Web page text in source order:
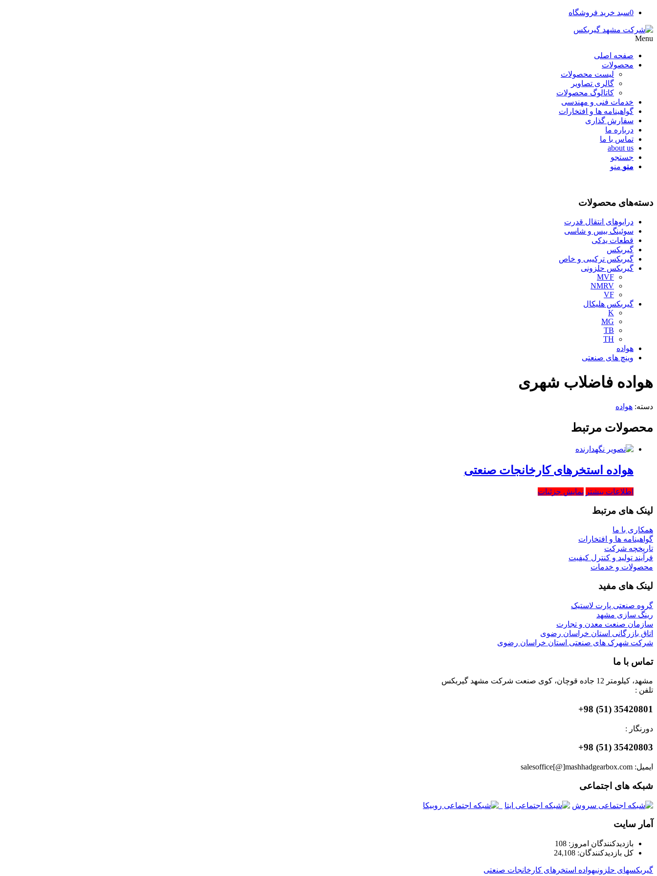
0سبد خرید فروشگاه
Menu
صفحه اصلی
محصولات
لیست محصولات
گالری تصاویر
کاتالوگ محصولات
خدمات فنی و مهندسی
گواهینامه ها و افتخارات
سفارش گذاری
درباره ما
تماس با ما
about us
جستجو
منو منو
دسته‌های محصولات
درایوهای انتقال قدرت
سوئینگ بیس و شاسی
قطعات یدکی
گیربکس
گیربکس ترکیبی و خاص
گیربکس حلزونی
MVF
NMRV
VF
گیربکس هلیکال
K
MG
TB
TH
هواده
وینچ های صنعتی
هواده فاضلاب شهری
دسته: هواده
محصولات مرتبط
هواده استخرهای کارخانجات صنعتی
اطلاعات بیشتر نمایش جزئیات
لینک های مرتبط
همکاری با ما
گواهینامه ها و افتخارات
تاریخچه شرکت
فرآیند تولید و کنترل کیفیت
محصولات و خدمات
لینک های مفید
گروه صنعتی پارت لاستیک
رینگ سازی مشهد
سازمان صنعت معدن و تجارت
اتاق بازرگانی استان خراسان رضوی
شرکت شهرک های صنعتی استان خراسان رضوی
تماس با ما
مشهد، کیلومتر 12 جاده قوچان، کوی صنعت شرکت مشهد گیربکس
تلفن :
35420801 (51) 98+
دورنگار :
35420803 (51) 98+
ایمیل: salesoffice[@]mashhadgearbox.com
شبکه های اجتماعی
آمار سایت
بازدیدکنندگان امروز: 108
کل بازدیدکنند‌گان: 24,108
گیربکسهای حلزونیهواده استخرهای کارخانجات صنعتی